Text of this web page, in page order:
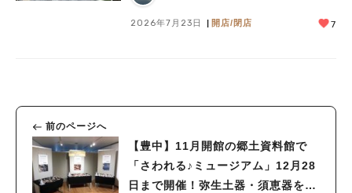
2026年7月23日 開店/閉店 7
前のページへ
【豊中】11月開館の郷土資料館で
「さわれる♪ミュージアム」12月28
日まで開催！弥生土器・須恵器を触